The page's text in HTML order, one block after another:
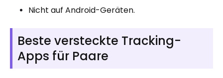
Nicht auf Android-Geräten.
Beste versteckte Tracking-
Apps für Paare